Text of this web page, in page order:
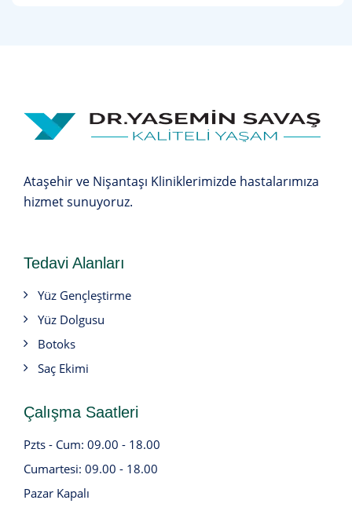
Ataşehir ve Nişantaşı Kliniklerimizde hastalarımıza
hizmet sunuyoruz.
Tedavi Alanları
Yüz Gençleştirme
Yüz Dolgusu
Botoks
Saç Ekimi
Çalışma Saatleri
Pzts - Cum: 09.00 - 18.00
Cumartesi: 09.00 - 18.00
Pazar Kapalı